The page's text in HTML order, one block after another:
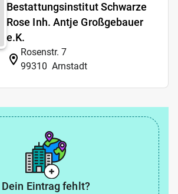
Bestattungsinstitut Schwarze
Rose Inh. Antje Großgebauer
e.K.
Rosenstr. 7
99310 Arnstadt
Dein Eintrag fehlt?